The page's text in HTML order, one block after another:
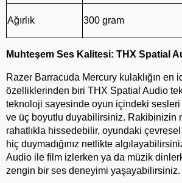
Ağırlık 300 gram
Muhteşem Ses Kalitesi: THX Spatial
Razer Barracuda Mercury kulaklığın en
özelliklerinden biri THX Spatial Audio
teknoloji sayesinde oyun içindeki
ve üç boyutlu duyabilirsiniz. Rakibinizin
rahatlıkla hissedebilir, oyundaki
hiç duymadığınız netlikte
Audio ile film izlerken ya da müzik
zengin bir ses deneyimi yaşayabilirsiniz.